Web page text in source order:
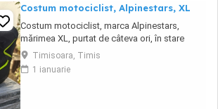
Costum motociclist, Alpinestars, XL
Costum motociclist, marca Alpinestars,
mărimea XL, purtat de câteva ori, în stare
foarte bună. Ridicare de la domiciliu( cartierul
Freidorf - Timișoara)
Timisoara, Timis
1 ianuarie